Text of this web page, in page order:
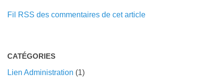
Fil RSS des commentaires de cet article
CATÉGORIES
Lien Administration (1)